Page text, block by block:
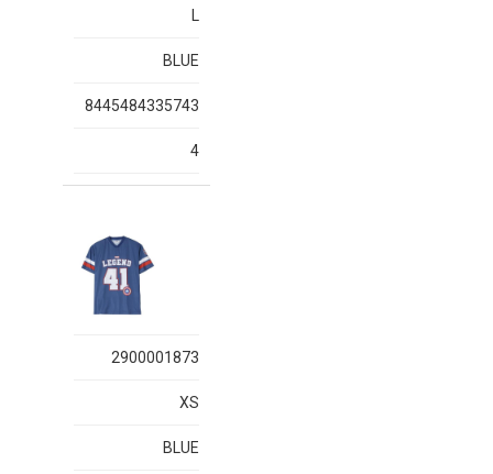
BLUE
8445484335743
4
2900001873
XS
BLUE